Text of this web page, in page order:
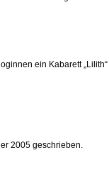
ein Kabarett
2005 geschrieben.